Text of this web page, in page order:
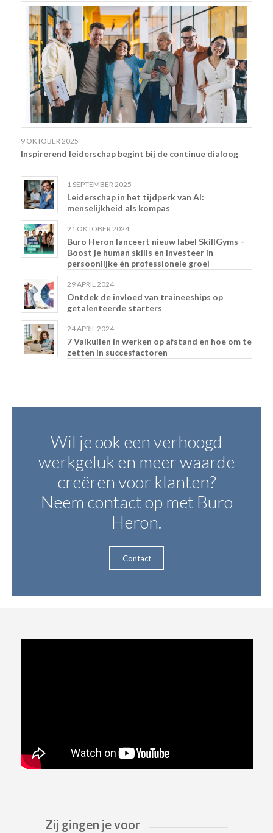
9 OKTOBER 2025
Inspirerend leiderschap begint bij de continue dialoog
1 SEPTEMBER 2025
Leiderschap in het tijdperk van AI:
menselijkheid als kompas
21 OKTOBER 2024
Buro Heron lanceert nieuw label SkillGyms –
Boost je human skills en investeer in
persoonlijke én professionele groei
29 APRIL 2024
Ontdek de invloed van traineeships op
getalenteerde starters
24 APRIL 2024
7 Valkuilen in werken op afstand en hoe om te
zetten in succesfactoren
Wil je ook een verhoogd
werkgeluk en meer waarde
creëren voor klanten?
Neem contact op met Buro
Heron.
Contact
Zij gingen je voor